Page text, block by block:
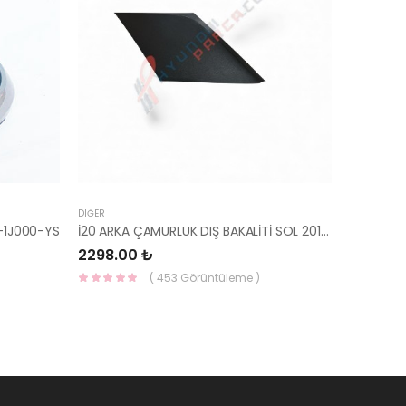
YS
DIĞER
İ20 ARKA ÇAMURLUK DIŞ BAKALİTİ SOL 2015- ( PARLAK SİYAH ) 87360-C8000-YS
2298.00 ₺
( 453 Görüntüleme )